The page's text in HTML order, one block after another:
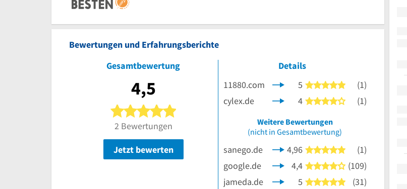
Bewertungen und Erfahrungsberichte
Gesamtbewertung
4,5
5 von 5 Sternen
2 Bewertungen
Jetzt bewerten
Details
11880.com
5 5 von 5 Sternen
(1)
cylex.de
4 4 von 5 Sternen
(1)
Weitere Bewertungen
(nicht in Gesamtbewertung)
sanego.de 4,96 5 von 5 Sternen
(1)
google.de
4,4 4 von 5 Sternen
(109)
jameda.de
5 5 von 5 Sternen
(31)